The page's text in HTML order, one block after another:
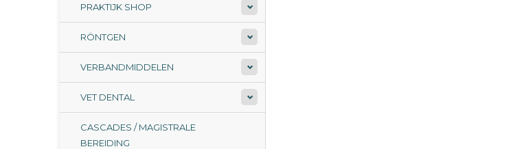
PRAKTIJK SHOP
RÖNTGEN
VERBANDMIDDELEN
VET DENTAL
CASCADES / MAGISTRALE
BEREIDING